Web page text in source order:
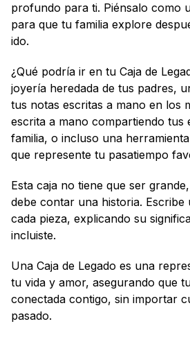
profundo para ti. Piénsalo como
para que tu familia explore
ido.
¿Qué podría ir en tu Caja de
joyería heredada de tus padres,
tus notas escritas a mano en los
escrita a mano compartiendo tus
familia, o incluso una
que represente tu pasatiempo
Esta caja no tiene que ser
debe contar una historia.
cada pieza, explicando su
incluiste.
Una Caja de Legado es una
tu vida y amor, asegurando que
conectada contigo, sin importar
pasado.